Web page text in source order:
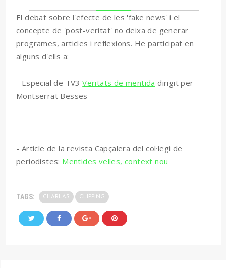
El debat sobre l'efecte de les 'fake news' i el
concepte de 'post-veritat' no deixa de generar
programes, articles i reflexions. He participat en
alguns d'ells a:
- Especial de TV3Veritats de mentida dirigit per
Montserrat Besses
- Article de la revista Capçalera del col·legi de
periodistes: Mentides velles, context nou
TAGS: CHARLAS CLIPPING